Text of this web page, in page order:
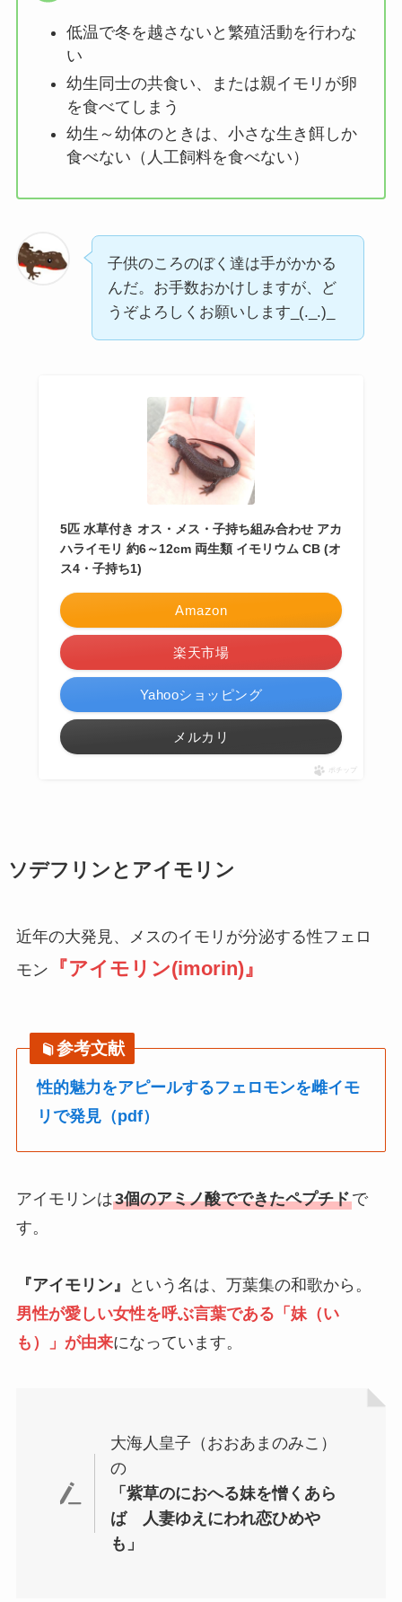
低温で冬を越さないと繁殖活動を行わな
い
幼生同士の共食い、または親イモリが卵
を食べてしまう
幼生～幼体のときは、小さな生き餌しか
食べない（人工飼料を食べない）
子供のころのぼく達は手がかかる
んだ。お手数おかけしますが、ど
うぞよろしくお願いします_(._.)_
5匹 水草付き オス・メス・子持ち組み合わせ アカ
ハライモリ 約6～12cm 両生類 イモリウム CB (オ
ス4・子持ち1)
Amazon
楽天市場
Yahooショッピング
メルカリ
ポチップ
ソデフリンとアイモリン
近年の大発見、メスのイモリが分泌する性フェロ
モン
『アイモリン(imorin)』
参考文献
性的魅力をアピールするフェロモンを雌イモ
リで発見（pdf）
アイモリンは3個のアミノ酸でできたペプチドで
す。
『アイモリン』
という名は、万葉集の和歌から。
男性が愛しい女性を呼ぶ言葉である「妹（い
も）」 が由来になっています。
大海人皇子（おおあまのみこ）
の
「紫草のにおへる妹を憎くあら
ば 人妻ゆえにわれ恋ひめや
も」